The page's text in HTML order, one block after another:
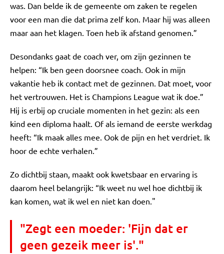
was. Dan belde ik de gemeente om zaken te regelen
voor een man die dat prima zelf kon. Maar hij was alleen
maar aan het klagen. Toen heb ik afstand genomen.”
Desondanks gaat de coach ver, om zijn gezinnen te
helpen: “Ik ben geen doorsnee coach. Ook in mijn
vakantie heb ik contact met de gezinnen. Dat moet, voor
het vertrouwen. Het is Champions League wat ik doe.”
Hij is erbij op cruciale momenten in het gezin: als een
kind een diploma haalt. Of als iemand de eerste werkdag
heeft: “Ik maak alles mee. Ook de pijn en het verdriet. Ik
hoor de echte verhalen.”
Zo dichtbij staan, maakt ook kwetsbaar en ervaring is
daarom heel belangrijk: “Ik weet nu wel hoe dichtbij ik
kan komen, wat ik wel en niet kan doen."
"Zegt een moeder: 'Fijn dat er
geen gezeik meer is'."